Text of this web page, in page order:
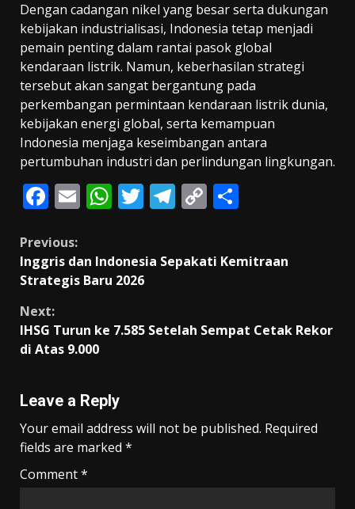
Dengan cadangan nikel yang besar serta dukungan
kebijakan industrialisasi, Indonesia tetap menjadi
pemain penting dalam rantai pasok global
kendaraan listrik. Namun, keberhasilan strategi
tersebut akan sangat bergantung pada
perkembangan permintaan kendaraan listrik dunia,
kebijakan energi global, serta kemampuan
Indonesia menjaga keseimbangan antara
pertumbuhan industri dan perlindungan lingkungan.
F
e
b
o
o
k
E
l
W
s
p
T
er
T
gr
m
C
y
n
e
Continue
Reading
Previous:
Inggris dan Indonesia Sepakati Kemitraan
Strategis Baru 2026
Next:
IHSG Turun ke 7.585 Setelah Sempat Cetak Rekor
di Atas 9.000
Leave a Reply
Your email address will not be published. Required
fields are marked *
Comment*